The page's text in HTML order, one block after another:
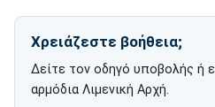
Χρειάζεστε βοήθεια;
Δείτε τον οδηγό υποβολής ή
αρμόδια Λιμενική Αρχή.